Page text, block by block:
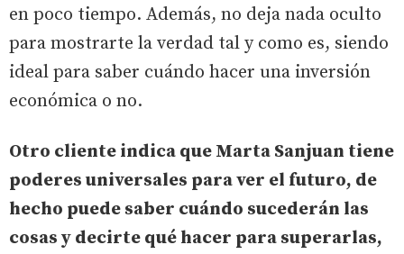
en poco tiempo. Además, no deja nada oculto
para mostrarte la verdad tal y como es, siendo
ideal para saber cuándo hacer una inversión
económica o no.
Otro cliente indica que Marta Sanjuan tiene
poderes universales para ver el futuro, de
hecho puede saber cuándo sucederán las
cosas y decirte qué hacer para superarlas,